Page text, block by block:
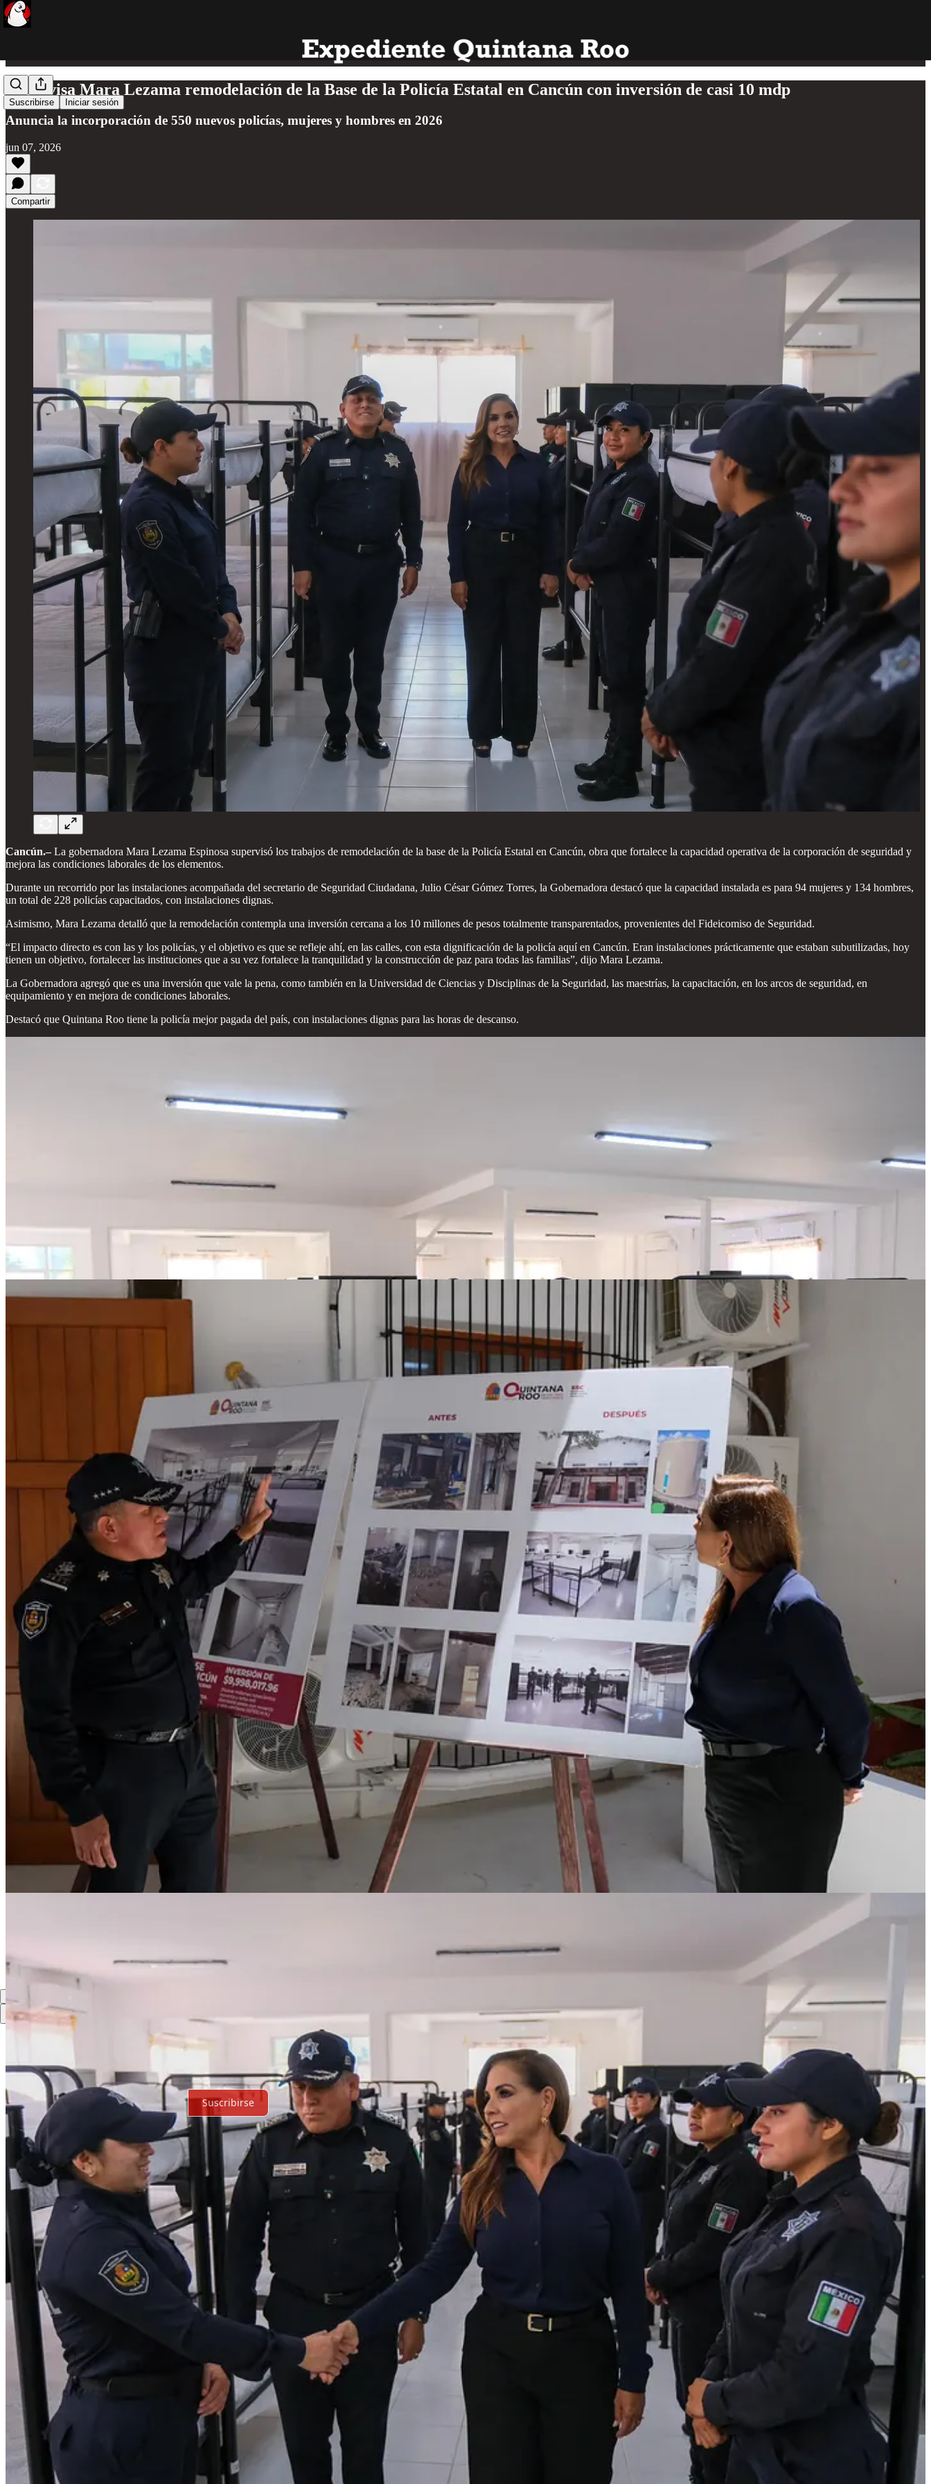
Suscribirse Iniciar sesión
Supervisa Mara Lezama remodelación de la Base de la Policía Estatal en Cancún con inversión de casi 10 mdp
Anuncia la incorporación de 550 nuevos policías, mujeres y hombres en 2026
jun 07, 2026
Compartir
Cancún.–La gobernadora Mara Lezama Espinosa supervisó los trabajos de remodelación de la base de la Policía Estatal en Cancún, obra que fortalece la capacidad operativa de la corporación de seguridad y
mejora las condiciones laborales de los elementos.
Durante un recorrido por las instalaciones acompañada del secretario de Seguridad Ciudadana, Julio César Gómez Torres, la Gobernadora destacó que la capacidad instalada es para 94 mujeres y 134 hombres,
un total de 228 policías capacitados, con instalaciones dignas.
Asimismo, Mara Lezama detalló que la remodelación contempla una inversión cercana a los 10 millones de pesos totalmente transparentados, provenientes del Fideicomiso de Seguridad.
“El impacto directo es con las y los policías, y el objetivo es que se refleje ahí, en las calles, con esta dignificación de la policía aquí en Cancún. Eran instalaciones prácticamente que estaban subutilizadas, hoy
tienen un objetivo, fortalecer las instituciones que a su vez fortalece la tranquilidad y la construcción de paz para todas las familias”, dijo Mara Lezama.
La Gobernadora agregó que es una inversión que vale la pena, como también en la Universidad de Ciencias y Disciplinas de la Seguridad, las maestrías, la capacitación, en los arcos de seguridad, en
equipamiento y en mejora de condiciones laborales.
Destacó que Quintana Roo tiene la policía mejor pagada del país, con instalaciones dignas para las horas de descanso.
Compartir
Discusión sobre este post
Lo mejor de
Por supuesto, sigue adelante.
Suscribirse
© 2026 Expediente Quintana Roo Privacidad Términos∙Aviso de recolección
Crea tu Substack
Descargar la app
Substack es el hogar de la gran cultura